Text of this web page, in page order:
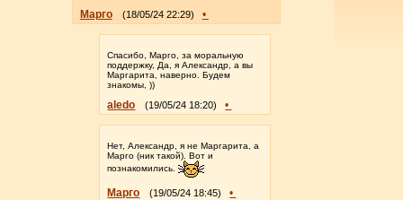
Марго (18/05/24 22:29) •
Спасибо, Марго, за моральную
поддержку, Да, я Александр, а вы
Маргарита, наверно. Будем
знакомы, ))
aledo (19/05/24 18:20) •
Нет, Александр, я не Маргарита, а
Марго (ник такой). Вот и
познакомились.
Марго (19/05/24 18:45) •